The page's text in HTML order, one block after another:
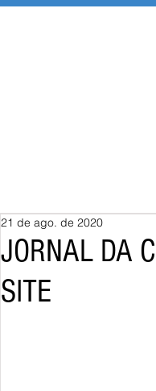
JORNAL DA
SITE
21 de ago. de 2020